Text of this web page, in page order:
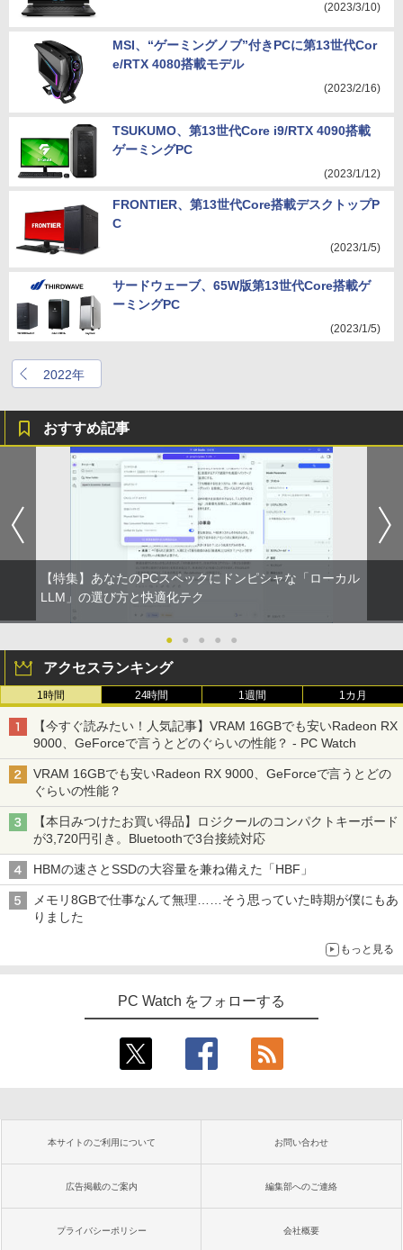
(2023/3/10)
MSI、“ゲーミングノブ”付きPCに第13世代Cor
e/RTX 4080搭載モデル
(2023/2/16)
TSUKUMO、第13世代Core i9/RTX 4090搭載
ゲーミングPC
(2023/1/12)
FRONTIER、第13世代Core搭載デスクトップP
C
(2023/1/5)
サードウェーブ、65W版第13世代Core搭載ゲ
ーミングPC
(2023/1/5)
2022年
おすすめ記事
【特集】あなたのPCスペックにドンピシャな「ローカル
LLM」の選び方と快適化テク
● ● ● ● ●
アクセスランキング
1時間 24時間 1週間 1カ月
【今すぐ読みたい！人気記事】VRAM 16GBでも安いRadeon RX
9000、GeForceで言うとどのぐらいの性能？ - PC Watch
VRAM 16GBでも安いRadeon RX 9000、GeForceで言うとどの
ぐらいの性能？
【本日みつけたお買い得品】ロジクールのコンパクトキーボード
が3,720円引き。Bluetoothで3台接続対応
HBMの速さとSSDの大容量を兼ね備えた「HBF」
メモリ8GBで仕事なんて無理……そう思っていた時期が僕にもあ
りました
もっと見る
PC Watch をフォローする
本サイトのご利用について お問い合わせ
広告掲載のご案内 編集部へのご連絡
プライバシーポリシー 会社概要